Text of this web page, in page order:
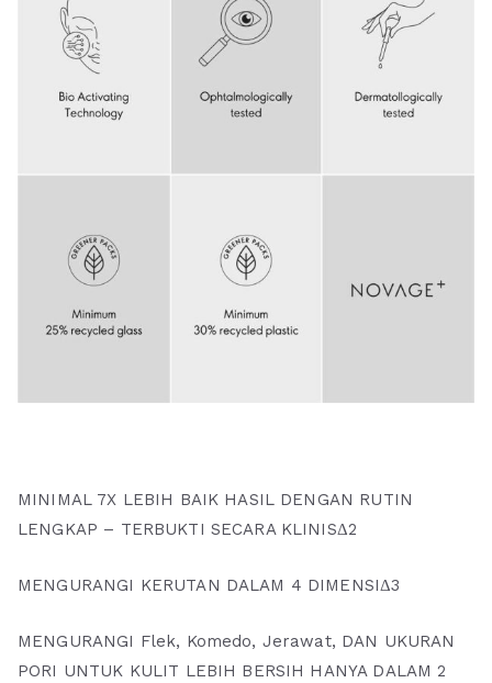
MINIMAL 7X LEBIH BAIK HASIL DENGAN RUTIN
LENGKAP – TERBUKTI SECARA KLINISΔ2
MENGURANGI KERUTAN DALAM 4 DIMENSIΔ3
MENGURANGI Flek, Komedo, Jerawat, DAN UKURAN
PORI UNTUK KULIT LEBIH BERSIH HANYA DALAM 2